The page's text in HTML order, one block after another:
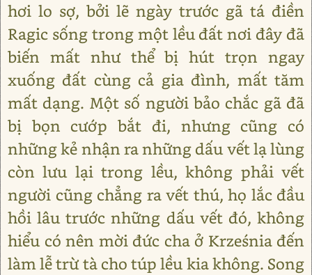
hơi lo sợ, bởi lẽ ngày trước gã tá điền
Ragic sống trong một lều đất nơi đây đã
biến mất như thể bị hút trọn ngay
xuống đất cùng cả gia đình, mất tăm
mất dạng. Một số người bảo chắc gã đã
bị bọn cướp bắt đi, nhưng cũng có
những kẻ nhận ra những dấu vết lạ lùng
còn lưu lại trong lều, không phải vết
người cũng chẳng ra vết thú, họ lắc đầu
hồi lâu trước những dấu vết đó, không
hiểu có nên mời đức cha ở Krześnia đến
làm lễ trừ tà cho túp lều kia không. Song